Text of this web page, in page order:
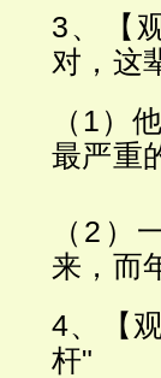
3、【
对，这
（1）
最严重
（2）
来，而
4、【
杆"